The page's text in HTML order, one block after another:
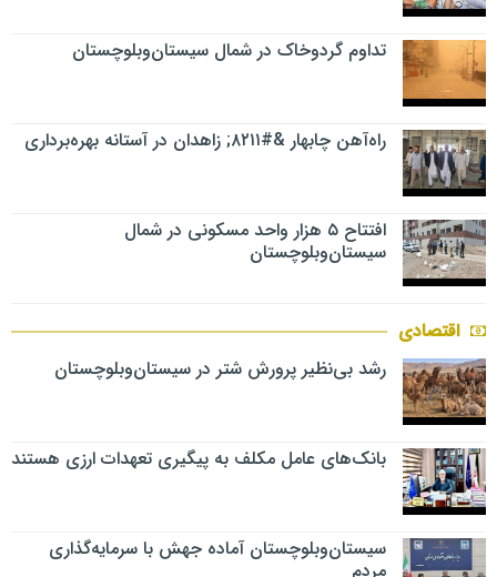
تداوم گردوخاک در شمال سیستان‌وبلوچستان
راه‌آهن چابهار &#۸۲۱۱; زاهدان در آستانه بهره‌برداری
افتتاح ۵ هزار واحد مسکونی در شمال
سیستان‌وبلوچستان
اقتصادی
رشد بی‌نظیر پرورش شتر در سیستان‌وبلوچستان
بانک‌های عامل مکلف به پیگیری تعهدات ارزی هستند
سیستان‌وبلوچستان آماده جهش با سرمایه‌گذاری
مردم